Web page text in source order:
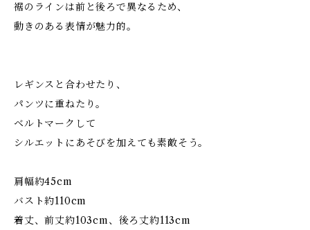
裾のラインは前と後ろで異なるため、
動きのある表情が魅力的。
レギンスと合わせたり、
パンツに重ねたり。
ベルトマークして
シルエットにあそびを加えても素敵そう。
肩幅約45cm
バスト約110cm
着丈、前丈約103cm、後ろ丈約113cm